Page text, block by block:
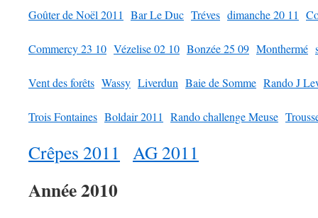
Goûter de Noël 2011 Bar Le Duc Tréves dimanche 20 11
Commercy 23 10 Vézelise 02 10 Bonzée 25 09 Monthermé
Vent des forêts Wassy Liverdun Baie de Somme Rando J
Trois Fontaines Boldair 2011 Rando challenge Meuse
Crêpes 2011 AG 2011
Année 2010